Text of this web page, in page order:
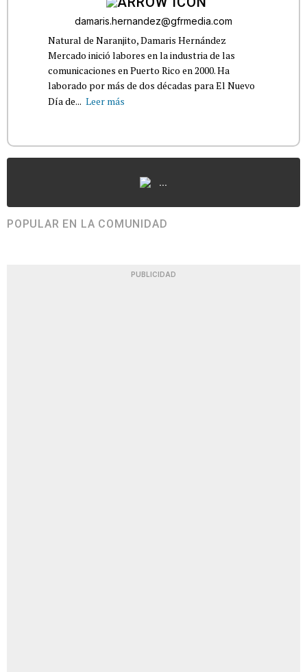
damaris.hernandez@gfrmedia.com
Natural de Naranjito, Damaris Hernández
Mercado inició labores en la industria de las
comunicaciones en Puerto Rico en 2000. Ha
laborado por más de dos décadas para El Nuevo
Día de... Leer más
...
POPULAR EN LA COMUNIDAD
PUBLICIDAD